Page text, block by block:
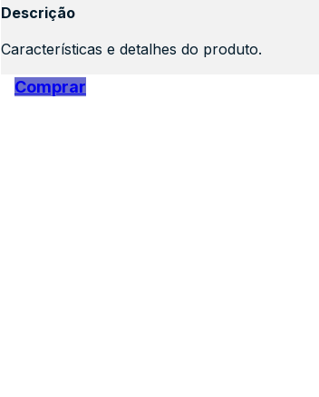
Descrição
Características e detalhes do produto.
Comprar